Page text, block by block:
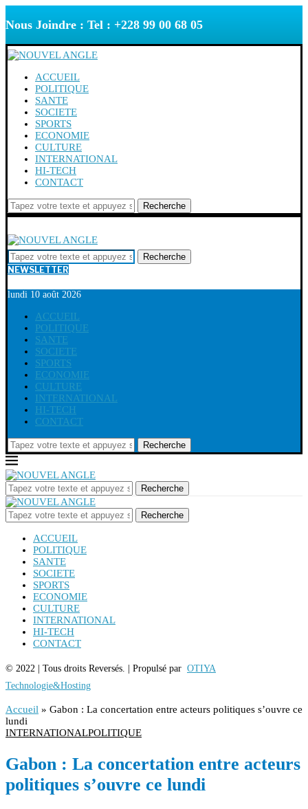
Nous Joindre : Tel : +228 99 00 68 05
ACCUEIL
POLITIQUE
SANTE
SOCIETE
SPORTS
ECONOMIE
CULTURE
INTERNATIONAL
HI-TECH
CONTACT
Recherche
Recherche
NEWSLETTER
lundi 10 août 2026
ACCUEIL
POLITIQUE
SANTE
SOCIETE
SPORTS
ECONOMIE
CULTURE
INTERNATIONAL
HI-TECH
CONTACT
Recherche
Recherche
Recherche
ACCUEIL
POLITIQUE
SANTE
SOCIETE
SPORTS
ECONOMIE
CULTURE
INTERNATIONAL
HI-TECH
CONTACT
© 2022 | Tous droits Reversés. | Propulsé par OTIYA
Technologie&Hosting
Accueil » Gabon : La concertation entre acteurs politiques s’ouvre ce
lundi
INTERNATIONALPOLITIQUE
Gabon : La concertation entre acteurs
politiques s’ouvre ce lundi